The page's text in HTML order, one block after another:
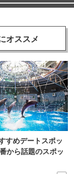
オススメ
すめデートスポッ
から話題のスポッ